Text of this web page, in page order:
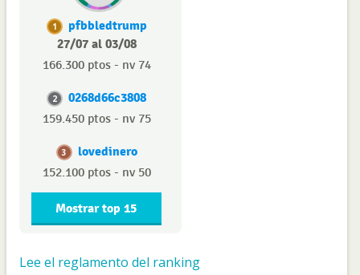
1
pfbbledtrump
27/07 al 03/08
166.300 ptos - nv 74
2 0268d66c3808
159.450 ptos - nv 75
3 lovedinero
152.100 ptos - nv 50
Mostrar top 15
Lee el reglamento del ranking